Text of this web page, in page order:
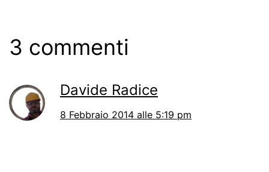
3 commenti
Davide Radice
8 Febbraio 2014 alle 5:19 pm